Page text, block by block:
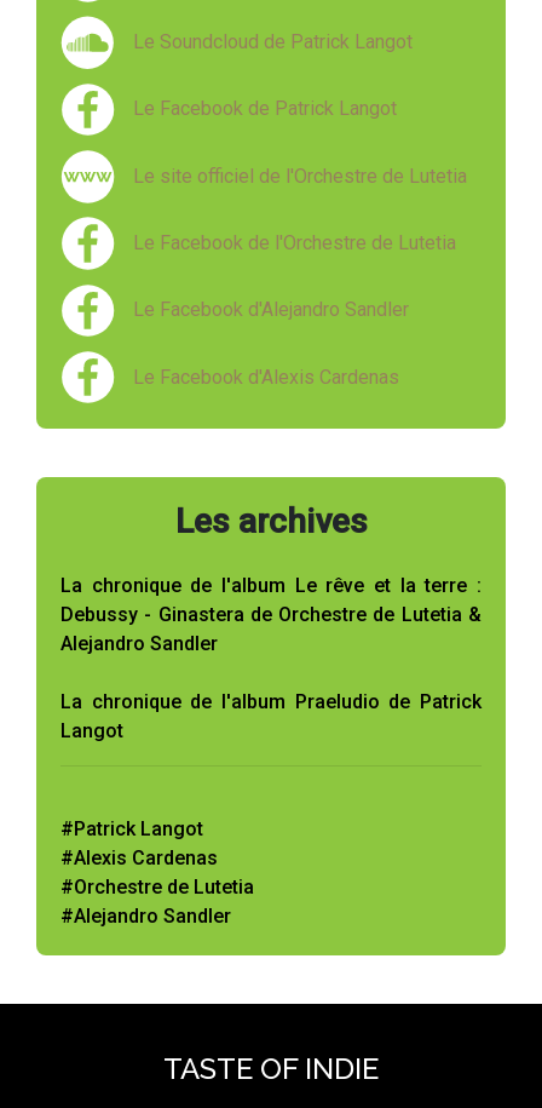
Le Soundcloud de Patrick Langot
Le Facebook de Patrick Langot
Le site officiel de l'Orchestre de Lutetia
Le Facebook de l'Orchestre de Lutetia
Le Facebook d'Alejandro Sandler
Le Facebook d'Alexis Cardenas
Les archives
La chronique de l'album Le rêve et la terre :
Debussy - Ginastera de Orchestre de Lutetia &
Alejandro Sandler
La chronique de l'album Praeludio de Patrick
Langot
#Patrick Langot
#Alexis Cardenas
#Orchestre de Lutetia
#Alejandro Sandler
TASTE OF INDIE